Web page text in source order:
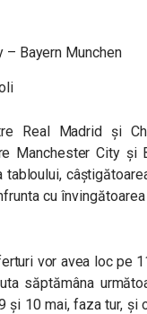
– Bayern Munchen
Real Madrid și
Manchester City și
tabloului,
cu
vor avea loc pe
săptămâna
și 10 mai, faza tur, și